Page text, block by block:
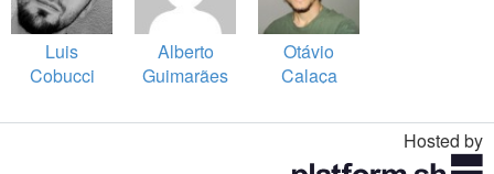
Luis
Cobucci
Alberto
Guimarães
Otávio
Calaça
Hosted by